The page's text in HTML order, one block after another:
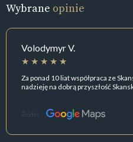
Wybrane opinie
Volodymyr V.
Za ponad 10 liat współpraca ze
nadzieję na dobrą przyszłość
Źródło: